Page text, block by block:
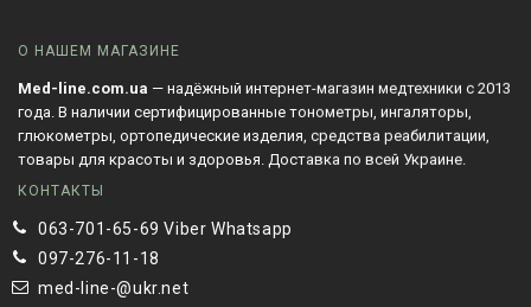
О НАШЕМ МАГАЗИНЕ
Med-line.com.ua — надёжный интернет-магазин медтехники с 2013
года. В наличии сертифицированные тонометры, ингаляторы,
глюкометры, ортопедические изделия, средства реабилитации,
товары для красоты и здоровья. Доставка по всей Украине.
КОНТАКТЫ
063-701-65-69 Viber Whatsapp
097-276-11-18
med-line-@ukr.net